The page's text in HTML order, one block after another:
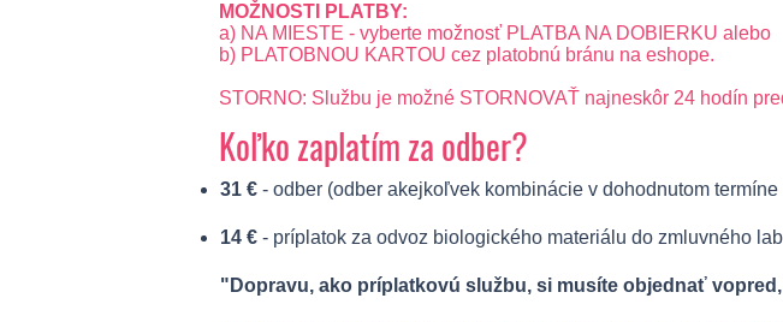
MOŽNOSTI PLATBY:
a) NA MIESTE - vyberte možnosť PLATBA NA DOBIERKU alebo
b) PLATOBNOU KARTOU cez platobnú bránu na eshope.
STORNO: Službu je možné STORNOVAŤ najneskôr 24 hodín
Koľko zaplatím za odber?
31 € - odber (odber akejkoľvek kombinácie v dohodnutom termíne
14 € - príplatok za odvoz biologického materiálu do zmluvného
"Dopravu, ako príplatkovú službu, si musíte objednať